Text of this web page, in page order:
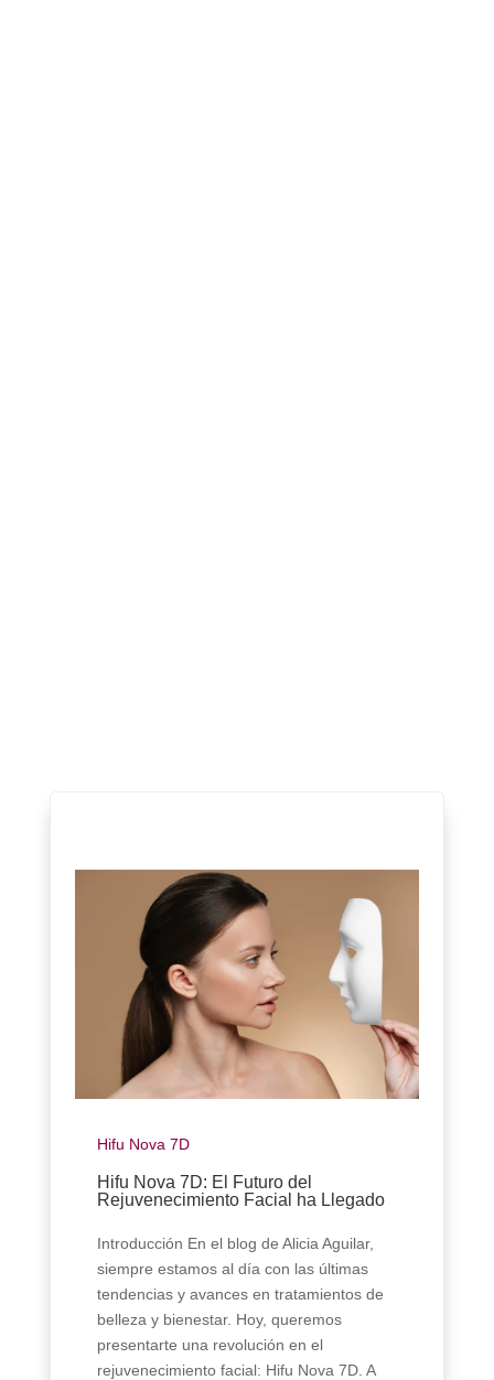
Hifu Nova 7D
Hifu Nova 7D: El Futuro del
Rejuvenecimiento Facial ha Llegado
Introducción En el blog de Alicia Aguilar,
siempre estamos al día con las últimas
tendencias y avances en tratamientos de
belleza y bienestar. Hoy, queremos
presentarte una revolución en el
rejuvenecimiento facial: Hifu Nova 7D. A